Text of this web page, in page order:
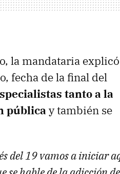
la mandataria explicó
fecha de la final del
tanto a la
pública y también se
del 19 vamos a iniciar